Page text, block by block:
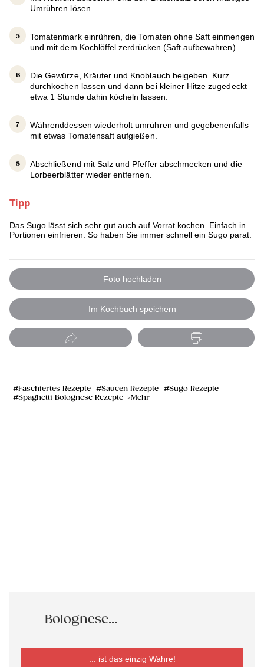
Umrühren lösen.
Tomatenmark einrühren, die Tomaten ohne Saft einmengen
und mit dem Kochlöffel zerdrücken (Saft aufbewahren).
Die Gewürze, Kräuter und Knoblauch beigeben. Kurz
durchkochen lassen und dann bei kleiner Hitze zugedeckt
etwa 1 Stunde dahin köcheln lassen.
Währenddessen wiederholt umrühren und gegebenenfalls
mit etwas Tomatensaft aufgießen.
Abschließend mit Salz und Pfeffer abschmecken und die
Lorbeerblätter wieder entfernen.
Tipp
Das Sugo lässt sich sehr gut auch auf Vorrat kochen. Einfach in
Portionen einfrieren. So haben Sie immer schnell ein Sugo parat.
Foto hochladen
Im Kochbuch speichern
Faschiertes Rezepte Saucen Rezepte
Sugo Rezepte
Spaghetti Bolognese Rezepte
Mehr
Bolognese...
... ist das einzig Wahre!